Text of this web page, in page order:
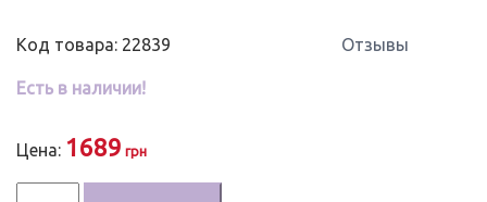
Код товара: 22839
Есть в наличии!
Отзывы
Цена: 1689 грн